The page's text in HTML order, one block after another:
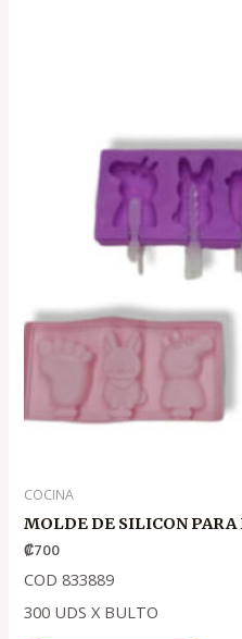
COCINA
MOLDE DE SILICON
₡700
COD 833889
300 UDS X BULTO